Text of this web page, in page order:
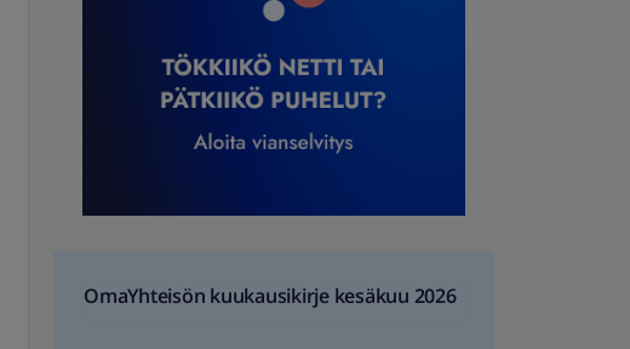
OmaYhteisön kuukausikirje kesäkuu 2026